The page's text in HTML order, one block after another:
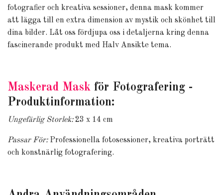
fotografier och kreativa sessioner, denna mask kommer
att lägga till en extra dimension av mystik och skönhet till
dina bilder. Låt oss fördjupa oss i detaljerna kring denna
fascinerande produkt med Halv Ansikte tema.
Maskerad Mask för Fotografering -
Produktinformation:
Ungefärlig Storlek:23 x 14 cm
Passar För:Professionella fotosessioner, kreativa porträtt
och konstnärlig fotografering.